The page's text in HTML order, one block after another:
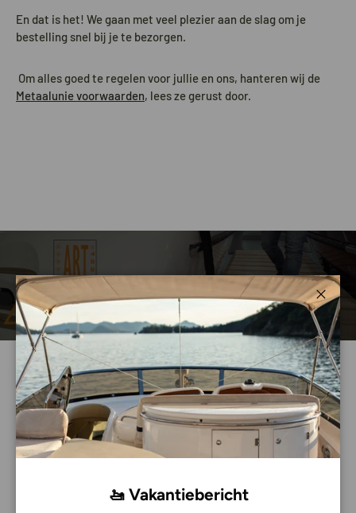
En dat is het! We gaan met veel plezier aan de slag om je
bestelling snel bij je te bezorgen.
Om alles goed te regelen voor jullie en ons, hanteren wij de
Metaalunie voorwaarden, lees ze gerust door.
Collections
🚤 Vakantiebericht